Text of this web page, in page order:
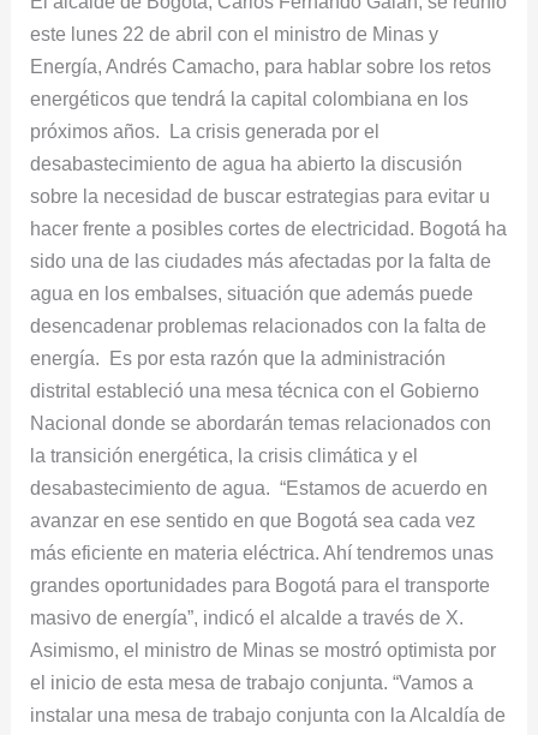
este lunes 22 de abril con el ministro de Minas y
Energía, Andrés Camacho, para hablar sobre los retos
energéticos que tendrá la capital colombiana en los
próximos años. La crisis generada por el
desabastecimiento de agua ha abierto la discusión
sobre la necesidad de buscar estrategias para evitar u
hacer frente a posibles cortes de electricidad. Bogotá ha
sido una de las ciudades más afectadas por la falta de
agua en los embalses, situación que además puede
desencadenar problemas relacionados con la falta de
energía. Es por esta razón que la administración
distrital estableció una mesa técnica con el Gobierno
Nacional donde se abordarán temas relacionados con
la transición energética, la crisis climática y el
desabastecimiento de agua. “Estamos de acuerdo en
avanzar en ese sentido en que Bogotá sea cada vez
más eficiente en materia eléctrica. Ahí tendremos unas
grandes oportunidades para Bogotá para el transporte
masivo de energía”, indicó el alcalde a través de X.
Asimismo, el ministro de Minas se mostró optimista por
el inicio de esta mesa de trabajo conjunta. “Vamos a
instalar una mesa de trabajo conjunta con la Alcaldía de
y
Energía
para
hablar
sobre
la
infraestructura
energética
de
Bogotá